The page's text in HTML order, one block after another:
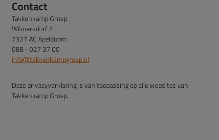
Contact
Takkenkamp Groep
Wilmersdorf 2
7327 AC Apeldoorn
088 - 027 37 00
info@takkenkampgroep.nl
Deze privacyverklaring is van toepassing op alle websites van
Takkenkamp Groep.